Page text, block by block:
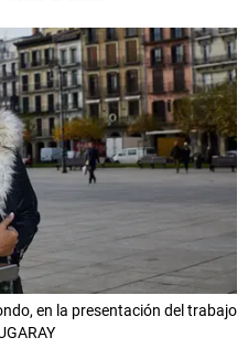
en la presentación del trabajo